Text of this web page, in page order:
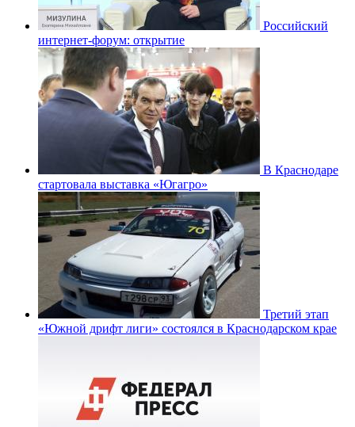
Российский
интернет-форум: открытие
В Краснодаре
стартовала выставка «Югагро»
Третий этап
«Южной дрифт лиги» состоялся в Краснодарском крае